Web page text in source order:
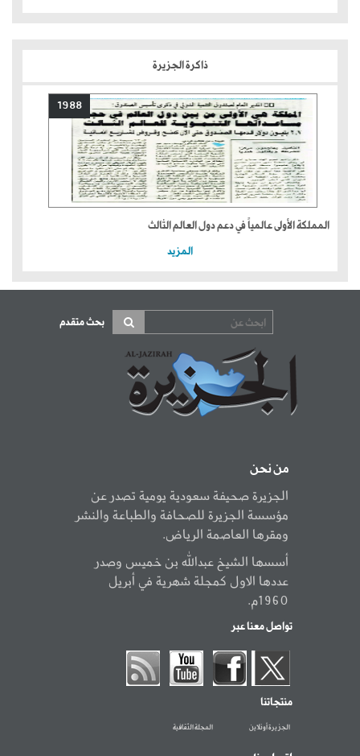
ذاكرة الجزيرة
1988
المملكة الأولى عالمياً في دعم دول العالم الثالث
المزيد
بحث متقدم
من نحن
الجزيرة صحيفة سعودية يومية تصدر عن
مؤسسة الجزيرة للصحافة والطباعة والنشر
ومقرها العاصمة الرياض.
أسسها الشيخ عبدالله بن خميس وصدر
عددها الاول كمجلة شهرية في أبريل
1960م.
تواصل معنا عبر
منتجاتنا
الجزيرة أونلاين المجلة الثقافية